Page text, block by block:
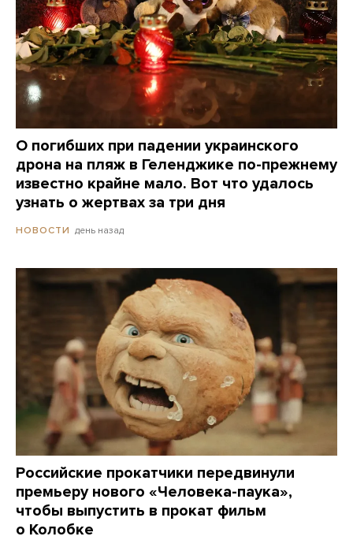
О погибших при падении украинского
дрона на пляж в Геленджике по-прежнему
известно крайне мало. Вот что удалось
узнать о жертвах за три дня
НОВОСТИ день назад
Российские прокатчики передвинули
премьеру нового «Человека-паука»,
чтобы выпустить в прокат фильм
о Колобке